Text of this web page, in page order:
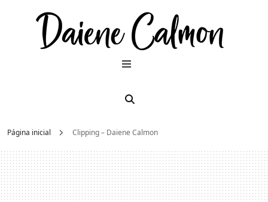
Página inicial Clipping – Daiene Calmon